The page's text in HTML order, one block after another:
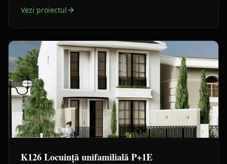
Vezi proiectul
K126 Locuință unifamilială P+1E